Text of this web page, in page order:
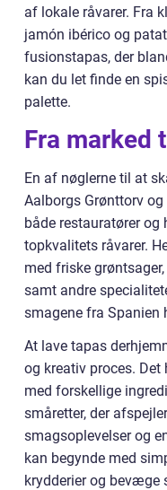
af lokale råvarer. Fra
jamón ibérico og
fusionstapas, der
kan du let finde en
palette.
Fra marked
En af nøglerne til at
Aalborgs Grønttorv
både restauratører
topkvalitets råvarer.
med friske
samt andre
smagene fra Spanien
At lave tapas
og kreativ proces.
med forskellige
småretter, der
smagsoplevelser og
kan begynde med
krydderier og bevæge